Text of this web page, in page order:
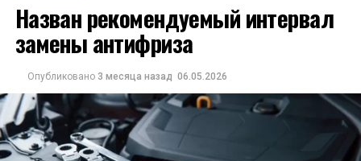
Назван рекомендуемый интервал
замены антифриза
Опубликовано 3 месяца назад 06.05.2026